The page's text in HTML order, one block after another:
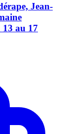
Jean-
au 17